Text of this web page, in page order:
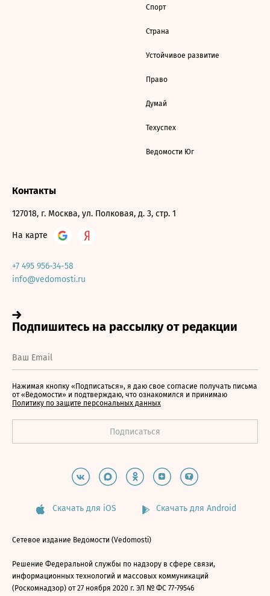
Спорт
Страна
Устойчивое развитие
Право
Думай
Техуспех
Ведомости Юг
Контакты
127018, г. Москва, ул. Полковая, д. 3, стр. 1
На карте
+7 495 956-34-58
info@vedomosti.ru
Нажимая кнопку «Подписаться», я даю свое согласие получать письма
от «Ведомости» и подтверждаю, что ознакомился и принимаю
Политику по защите персональных данных
Скачать для iOS Скачать для Android
Сетевое издание Ведомости (Vedomosti)
Решение Федеральной службы по надзору в сфере связи,
информационных технологий и массовых коммуникаций
(Роскомнадзор) от 27 ноября 2020 г. ЭЛ № ФС 77-79546